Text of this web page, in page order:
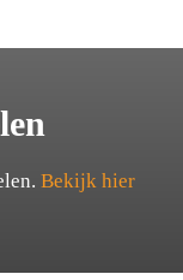
Bekijk hier